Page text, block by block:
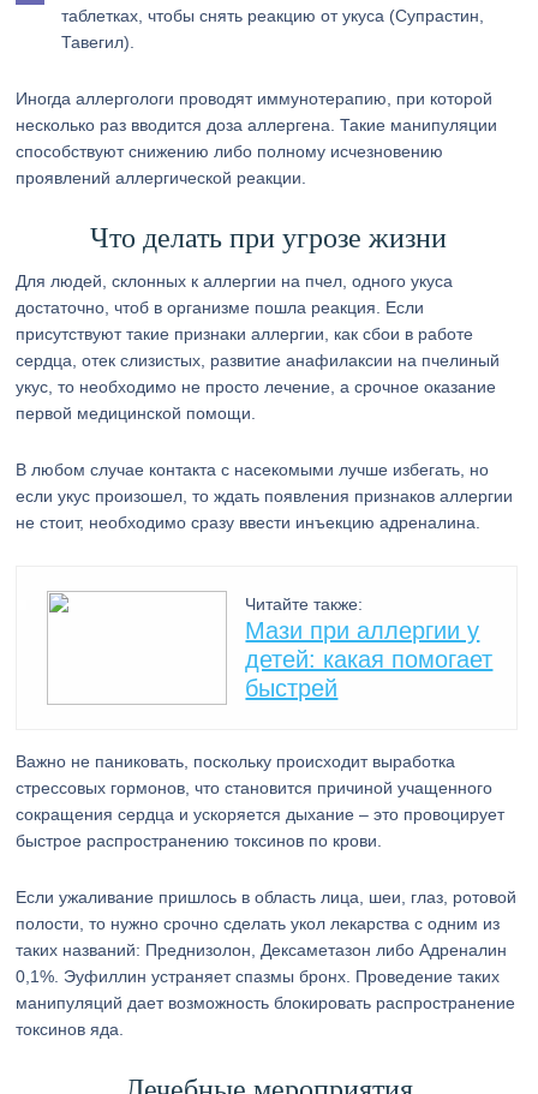
таблетках, чтобы снять реакцию от укуса (Супрастин,
Тавегил).
Иногда аллергологи проводят иммунотерапию, при которой
несколько раз вводится доза аллергена. Такие манипуляции
способствуют снижению либо полному исчезновению
проявлений аллергической реакции.
Что делать при угрозе жизни
Для людей, склонных к аллергии на пчел, одного укуса
достаточно, чтоб в организме пошла реакция. Если
присутствуют такие признаки аллергии, как сбои в работе
сердца, отек слизистых, развитие анафилаксии на пчелиный
укус, то необходимо не просто лечение, а срочное оказание
первой медицинской помощи.
В любом случае контакта с насекомыми лучше избегать, но
если укус произошел, то ждать появления признаков аллергии
не стоит, необходимо сразу ввести инъекцию адреналина.
Читайте также:
Мази при аллергии у
детей: какая помогает
быстрей
Важно не паниковать, поскольку происходит выработка
стрессовых гормонов, что становится причиной учащенного
сокращения сердца и ускоряется дыхание – это провоцирует
быстрое распространению токсинов по крови.
Если ужаливание пришлось в область лица, шеи, глаз, ротовой
полости, то нужно срочно сделать укол лекарства с одним из
таких названий: Преднизолон, Дексаметазон либо Адреналин
0,1%. Эуфиллин устраняет спазмы бронх. Проведение таких
манипуляций дает возможность блокировать распространение
токсинов яда.